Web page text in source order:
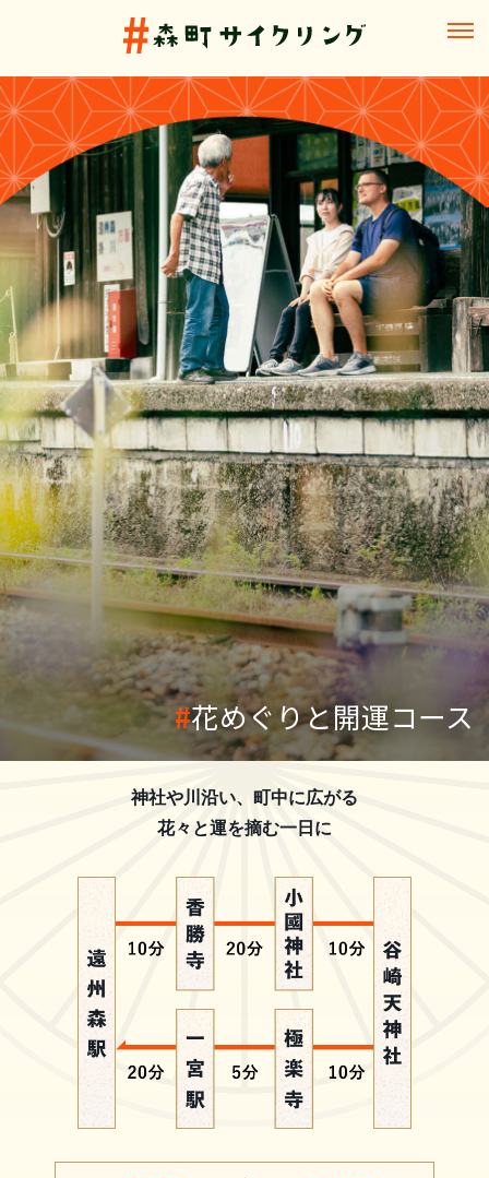
花めぐりと開運コース
神社や川沿い、町中に広がる
花々と運を摘む一日に